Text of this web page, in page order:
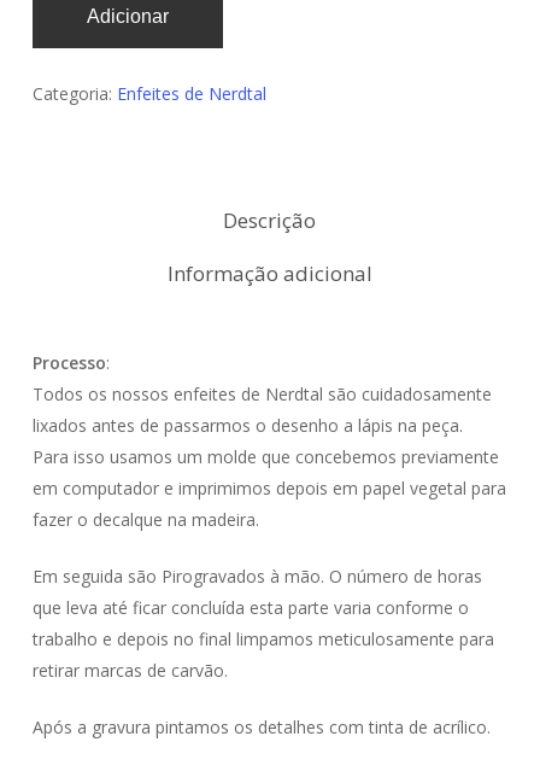
Adicionar
Categoria: Enfeites de Nerdtal
Descrição
Informação adicional
Processo:
Todos os nossos enfeites de Nerdtal são cuidadosamente
lixados antes de passarmos o desenho a lápis na peça.
Para isso usamos um molde que concebemos previamente
em computador e imprimimos depois em papel vegetal para
fazer o decalque na madeira.
Em seguida são Pirogravados à mão. O número de horas
que leva até ficar concluída esta parte varia conforme o
trabalho e depois no final limpamos meticulosamente para
retirar marcas de carvão.
Após a gravura pintamos os detalhes com tinta de acrílico.
necessárias
para que o
website
mesmo é
utilizado.
Experiência
De forma a que
o nosso
website possa
melhor maneira
possível
visita. Se
recusares estas
algumas
funcionalidades